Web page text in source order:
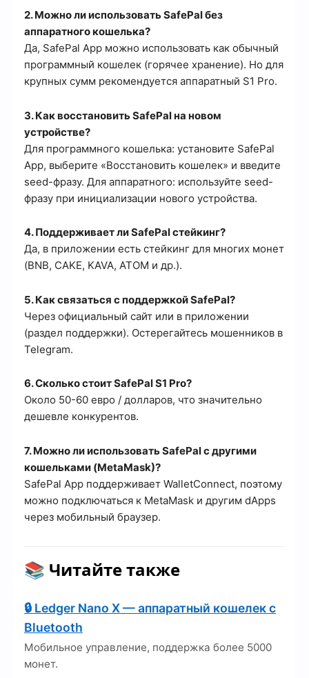
2. Можно ли использовать SafePal без
аппаратного кошелька?
Да, SafePal App можно использовать как обычный
программный кошелек (горячее хранение). Но для
крупных сумм рекомендуется аппаратный S1 Pro.
3. Как восстановить SafePal на новом
устройстве?
Для программного кошелька: установите SafePal
App, выберите «Восстановить кошелек» и введите
seed-фразу. Для аппаратного: используйте seed-
фразу при инициализации нового устройства.
4. Поддерживает ли SafePal стейкинг?
Да, в приложении есть стейкинг для многих монет
(BNB, CAKE, KAVA, ATOM и др.).
5. Как связаться с поддержкой SafePal?
Через официальный сайт или в приложении
(раздел поддержки). Остерегайтесь мошенников в
Telegram.
6. Сколько стоит SafePal S1 Pro?
Около 50-60 евро / долларов, что значительно
дешевле конкурентов.
7. Можно ли использовать SafePal с другими
кошельками (MetaMask)?
SafePal App поддерживает WalletConnect, поэтому
можно подключаться к MetaMask и другим dApps
через мобильный браузер.
📚 Читайте также
🔒 Ledger Nano X — аппаратный кошелек с
Bluetooth
Мобильное управление, поддержка более 5000
монет.